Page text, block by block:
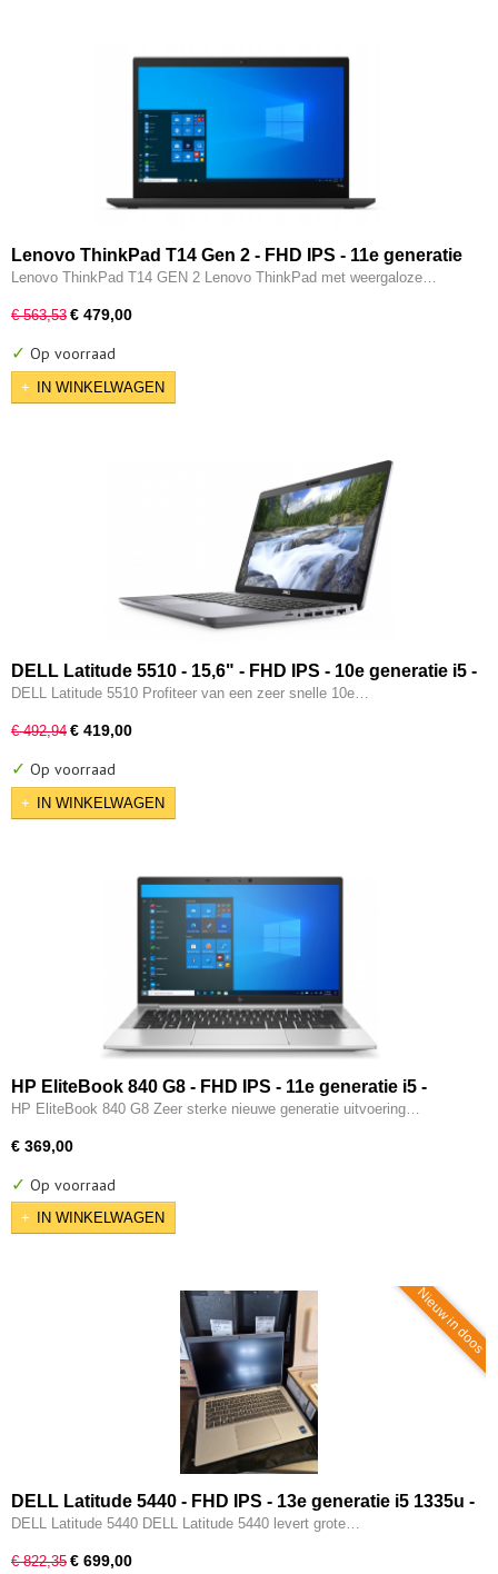
Lenovo ThinkPad T14 Gen 2 - FHD IPS - 11e generatie
i5 - 16GB - 256GB SSD - Intel IRIS XE - Thunderbolt -
Lenovo ThinkPad T14 GEN 2 Lenovo ThinkPad met weergaloze…
€ 563,53 € 479,00
✓ Op voorraad
IN WINKELWAGEN
DELL Latitude 5510 - 15,6" - FHD IPS - 10e generatie i5 -
16GB - 256GB SSD - Type-C - Intel UHD - W11 Pro
DELL Latitude 5510 Profiteer van een zeer snelle 10e…
€ 492,94 € 419,00
✓ Op voorraad
IN WINKELWAGEN
HP EliteBook 840 G8 - FHD IPS - 11e generatie i5 -
16GB - 256GB SSD - 2x Type-C - Intel IRIS Xe - W11
HP EliteBook 840 G8 Zeer sterke nieuwe generatie uitvoering…
€ 369,00
✓ Op voorraad
IN WINKELWAGEN
Nieuw in doos
DELL Latitude 5440 - FHD IPS - 13e generatie i5 1335u -
10-CORE - 16GB - 256GB SSD - Intel UHD - 2x Type-C -
DELL Latitude 5440 DELL Latitude 5440 levert grote…
€ 822,35 € 699,00